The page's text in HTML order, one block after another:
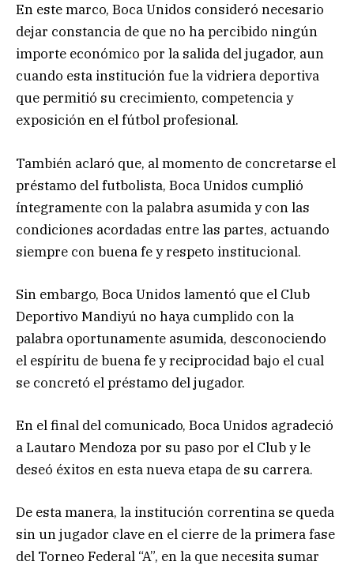
En este marco, Boca Unidos consideró necesario
dejar constancia de que no ha percibido ningún
importe económico por la salida del jugador, aun
cuando esta institución fue la vidriera deportiva
que permitió su crecimiento, competencia y
exposición en el fútbol profesional.
También aclaró que, al momento de concretarse el
préstamo del futbolista, Boca Unidos cumplió
íntegramente con la palabra asumida y con las
condiciones acordadas entre las partes, actuando
siempre con buena fe y respeto institucional.
Sin embargo, Boca Unidos lamentó que el Club
Deportivo Mandiyú no haya cumplido con la
palabra oportunamente asumida, desconociendo
el espíritu de buena fe y reciprocidad bajo el cual
se concretó el préstamo del jugador.
En el final del comunicado, Boca Unidos agradeció
a Lautaro Mendoza por su paso por el Club y le
deseó éxitos en esta nueva etapa de su carrera.
De esta manera, la institución correntina se queda
sin un jugador clave en el cierre de la primera fase
del Torneo Federal “A”, en la que necesita sumar